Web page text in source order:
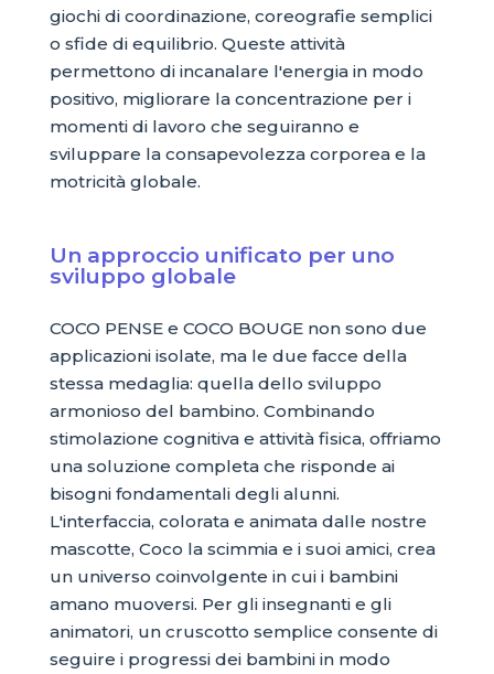
giochi di coordinazione, coreografie semplici
o sfide di equilibrio. Queste attività
permettono di incanalare l'energia in modo
positivo, migliorare la concentrazione per i
momenti di lavoro che seguiranno e
sviluppare la consapevolezza corporea e la
motricità globale.
Un approccio unificato per uno
sviluppo globale
COCO PENSE e COCO BOUGE non sono due
applicazioni isolate, ma le due facce della
stessa medaglia: quella dello sviluppo
armonioso del bambino. Combinando
stimolazione cognitiva e attività fisica, offriamo
una soluzione completa che risponde ai
bisogni fondamentali degli alunni.
L'interfaccia, colorata e animata dalle nostre
mascotte, Coco la scimmia e i suoi amici, crea
un universo coinvolgente in cui i bambini
amano muoversi. Per gli insegnanti e gli
animatori, un cruscotto semplice consente di
seguire i progressi dei bambini in modo